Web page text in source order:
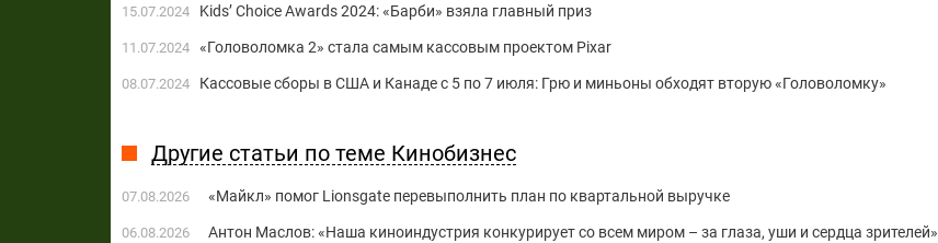
15.07.2024 Kids’ Choice Awards 2024: «Барби» взяла главный приз
11.07.2024 «Головоломка 2» стала самым кассовым проектом Pixar
08.07.2024 Кассовые сборы в США и Канаде с 5 по 7 июля: Грю и миньоны обходят вторую «Головоломку»
Другие статьи по теме Кинобизнес
07.08.2026 «Майкл» помог Lionsgate перевыполнить план по квартальной выручке
06.08.2026 Антон Маслов: «Наша киноиндустрия конкурирует со всем миром – за глаза, уши и сердца зрителей»